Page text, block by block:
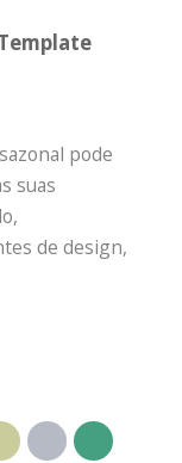
pode
suas
de design,